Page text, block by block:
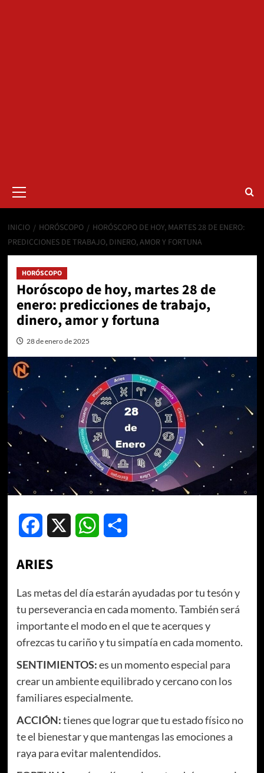
primario
INICIO HORÓSCOPO
HORÓSCOPO DE HOY, MARTES 28 DE ENERO:
PREDICCIONES DE TRABAJO, DINERO, AMOR Y FORTUNA
HORÓSCOPO
Horóscopo de hoy, martes 28 de
enero: predicciones de trabajo,
dinero, amor y fortuna
28 de enero de 2025
Facebook WhatsApp
ARIES
Las metas del día estarán ayudadas por tu tesón y
tu perseverancia en cada momento. También será
importante el modo en el que te acerques y
ofrezcas tu cariño y tu simpatía en cada momento.
SENTIMIENTOS:es un momento especial para
crear un ambiente equilibrado y cercano con los
familiares especialmente.
ACCIÓN:tienes que lograr que tu estado físico no
te el bienestar y que mantengas las emociones a
raya para evitar malentendidos.